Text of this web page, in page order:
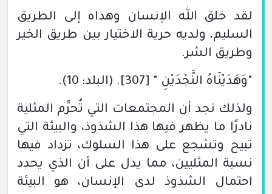
لقد خلق الله الإنسان وهداه إلى الطريق
السليم، ولديه حرية الاختيار بين طريق الخير
وطريق الشر.
"وَهَدَيْنَاهُ النَّجْدَيْنِ " [307]
. (البلد: 10) .
ولذلك نجد أن المجتمعات التي تُحرِّم المثلية
نادرًا ما يظهر فيها هذا الشذوذ، والبيئة التي
تبيح وتشجع على هذا السلوك، تزداد فيها
نسبة المثليين، مما يدل على أن الذي يحدد
احتمال الشذوذ لدى الإنسان، هو البيئة